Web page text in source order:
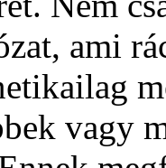
ami
vagy